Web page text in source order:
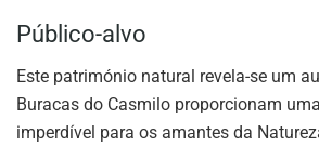
Público-alvo
Este património natural revela-se um
Buracas do Casmilo proporcionam
imperdível para os amantes da